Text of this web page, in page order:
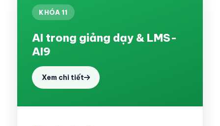
KHÓA 11
AI trong giảng dạy & LMS-
AI9
Xem chi tiết